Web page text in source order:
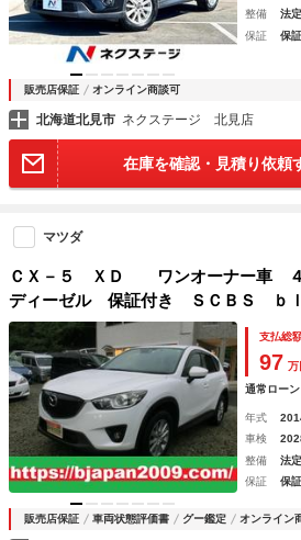
整備
法
保証
保
販売店保証 オンライン商談可
北海道北見市 ネクステージ 北見店
在庫を確認・見積り依頼
マツダ
ＣＸ－５ ＸＤ ワンオーナー車
ディーゼル 保証付き ＳＣＢＳ ｂ
テレビ Ｂモニター オートクルーズ
デジ パワステ パワーウインドウ
盗難防止システム ＥＴＣ
支払総
97 万
通常ローン
年式
車検
整備
法
保証
保
販売店保証 車両状態評価書 グー鑑定 オンライン